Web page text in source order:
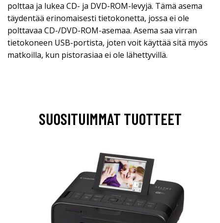
polttaa ja lukea CD- ja DVD-ROM-levyjä. Tämä asema
täydentää erinomaisesti tietokonetta, jossa ei ole
polttavaa CD-/DVD-ROM-asemaa. Asema saa virran
tietokoneen USB-portista, joten voit käyttää sitä myös
matkoilla, kun pistorasiaa ei ole lähettyvillä.
SUOSITUIMMAT TUOTTEET